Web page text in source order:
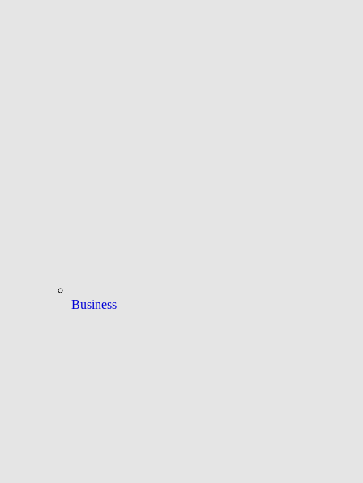
Business